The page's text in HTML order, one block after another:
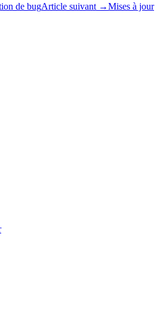
de bugArticle suivant →Mises à jour